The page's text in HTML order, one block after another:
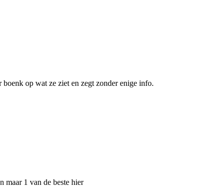
op wat ze ziet en zegt zonder enige info.
1 van de beste hier